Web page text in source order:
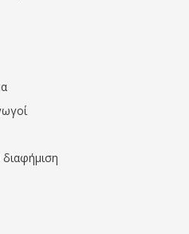
διαφήμιση